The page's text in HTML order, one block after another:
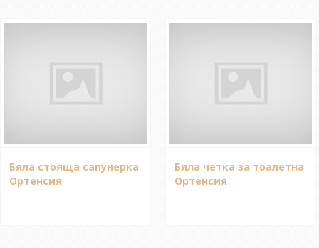
Бяла стояща сапунерка
Ортенсия
Бяла четка за тоалетна
Ортенсия